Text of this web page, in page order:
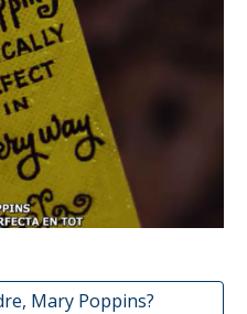
Mary Poppins?